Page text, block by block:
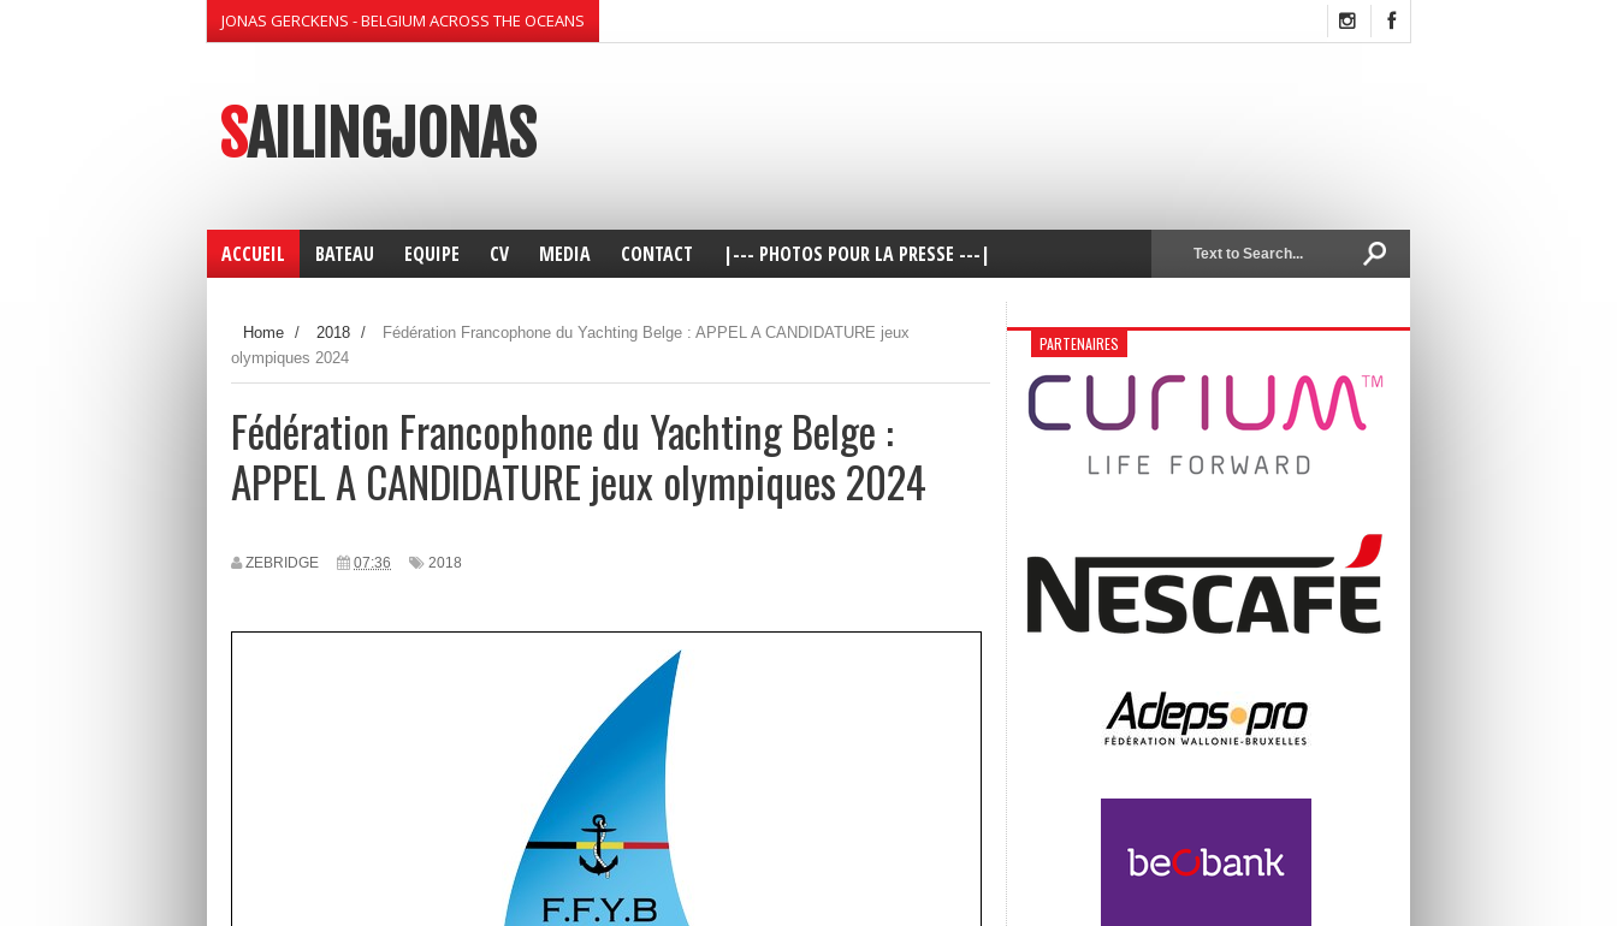
JONAS GERCKENS - BELGIUM ACROSS THE OCEANS
SAILINGJONAS
ACCUEIL BATEAU EQUIPE CV MEDIA CONTACT |--- PHOTOS POUR LA PRESSE ---|
Home / 2018 /
Fédération Francophone du Yachting Belge : APPEL A CANDIDATURE jeux
olympiques 2024
Fédération Francophone du Yachting Belge :
APPEL A CANDIDATURE jeux olympiques 2024
ZEBRIDGE 07:36 2018
PARTENAIRES